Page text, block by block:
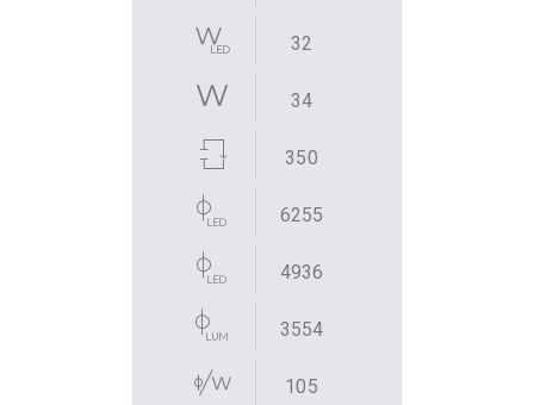
32
34
350
6255
4936
3554
105